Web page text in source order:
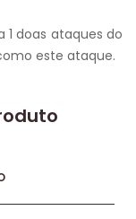
1 doas ataques do
este ataque.